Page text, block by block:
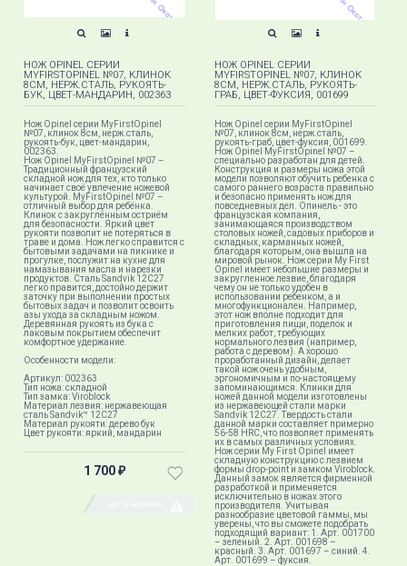
НОЖ OPINEL СЕРИИ
MYFIRSTOPINEL №07, КЛИНОК
8СМ, НЕРЖ.СТАЛЬ, РУКОЯТЬ-
БУК, ЦВЕТ-МАНДАРИН, 002363
Нож Opinel серии MyFirstOpinel
№07, клинок 8см, нерж.сталь,
рукоять-бук, цвет-мандарин,
002363.
Нож Opinel MyFirstOpinel №07 –
Традиционный французский
складной нож для тех, кто только
начинает своё увлечение ножевой
культурой. MyFirstOpinel №07 –
отличный выбор для ребёнка.
Клинок с закруглённым остриём
для безопасности. Яркий цвет
рукояти позволит не потеряться в
траве и дома. Нож легко справится с
бытовыми задачами на пикнике и
прогулке, послужит на кухне для
намазывания масла и нарезки
продуктов. Сталь Sandvik 12C27
легко правится, достойно держит
заточку при выполнении простых
бытовых задач и позволит освоить
азы ухода за складным ножом.
Деревянная рукоять из бука с
лаковым покрытием обеспечит
комфортное удержание.
Особенности модели:
Артикул: 002363
Тип ножа: складной
Тип замка: Viroblock
Материал лезвия: нержавеющая
сталь Sandvik™ 12С27
Материал рукояти: дерево бук
Цвет рукояти: яркий, мандарин
1 700 ₽
НОЖ OPINEL СЕРИИ
MYFIRSTOPINEL №07, КЛИНОК
8СМ, НЕРЖ.СТАЛЬ, РУКОЯТЬ-
ГРАБ, ЦВЕТ-ФУКСИЯ, 001699
Нож Opinel серии MyFirstOpinel
№07, клинок 8см, нерж.сталь,
рукоять-граб, цвет-фуксия, 001699.
Нож Opinel MyFirstOpinel №07 –
специально разработан для детей.
Конструкция и размеры ножа этой
модели позволяют обучить ребенка с
самого раннего возраста правильно
и безопасно применять нож для
повседневных дел. Опинель - это
французская компания,
занимающаяся производством
столовых ножей, садовых приборов и
складных, карманных ножей,
благодаря которым, она вышла на
мировой рынок. Нож серии My First
Opinel имеет небольшие размеры и
закругленное лезвие, благодаря
чему он не только удобен в
использовании ребенком, а и
многофункционален. Например,
этот нож вполне подходит для
приготовления пищи, поделок и
мелких работ, требующих
нормального лезвия (например,
работа с деревом). А хорошо
проработанный дизайн, делает
такой нож очень удобным,
эргономичным и по-настоящему
запоминающимся. Клинки для
ножей данной модели изготовлены
из нержавеющей стали марки
Sandvik 12C27. Твердость стали
данной марки составляет примерно
56-58 HRC, что позволяет применять
их в самых различных условиях.
Нож серии My First Opinel имеет
складную конструкцию с лезвием
формы drop-point и замком Viroblock.
Данный замок является фирменной
разработкой и применяется
исключительно в ножах этого
производителя. Учитывая
разнообразие цветовой гаммы, мы
уверены, что вы сможете подобрать
подходящий вариант: 1. Арт. 001700
– зеленый. 2. Арт. 001698 –
красный. 3. Арт. 001697 – синий. 4.
Арт. 001699 – фуксия.